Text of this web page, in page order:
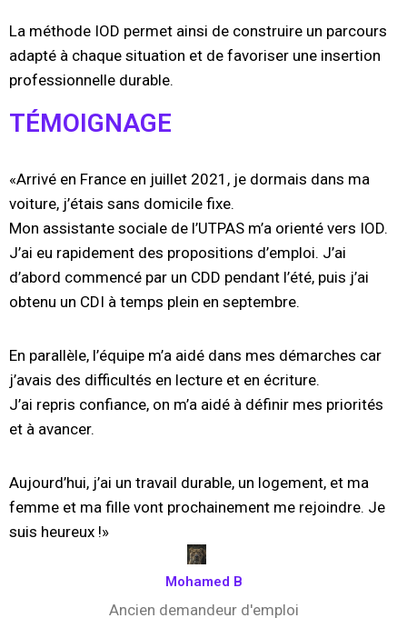
La méthode IOD permet ainsi de construire un parcours
adapté à chaque situation et de favoriser une insertion
professionnelle durable.
TÉMOIGNAGE
«Arrivé en France en juillet 2021, je dormais dans ma
voiture, j’étais sans domicile fixe.
Mon assistante sociale de l’UTPAS m’a orienté vers IOD.
J’ai eu rapidement des propositions d’emploi. J’ai
d’abord commencé par un CDD pendant l’été, puis j’ai
obtenu un CDI à temps plein en septembre.
En parallèle, l’équipe m’a aidé dans mes démarches car
j’avais des difficultés en lecture et en écriture.
J’ai repris confiance, on m’a aidé à définir mes priorités
et à avancer.
Aujourd’hui, j’ai un travail durable, un logement, et ma
femme et ma fille vont prochainement me rejoindre. Je
suis heureux !»
Mohamed B
Ancien demandeur d'emploi